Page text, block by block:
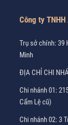
Công ty TNHH
Trụ sở chính: 39
Minh
ĐỊA CHỈ CHI
Chi nhánh 01:
Cẩm Lệ cũ)
Chi nhánh 02: 3